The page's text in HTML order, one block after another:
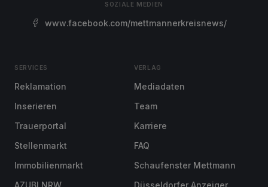
SOZIALE MEDIEN
www.facebook.com/mettmannerkreisnews/
SERVICES
Reklamation
Inserieren
Trauerportal
Stellenmarkt
Immobilienmarkt
AZUBI NRW
VERLAG
Mediadaten
Team
Karriere
FAQ
Schaufenster Mettmann
Düsseldorfer Anzeiger